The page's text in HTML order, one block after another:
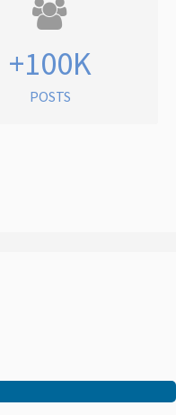
+100K
POSTS